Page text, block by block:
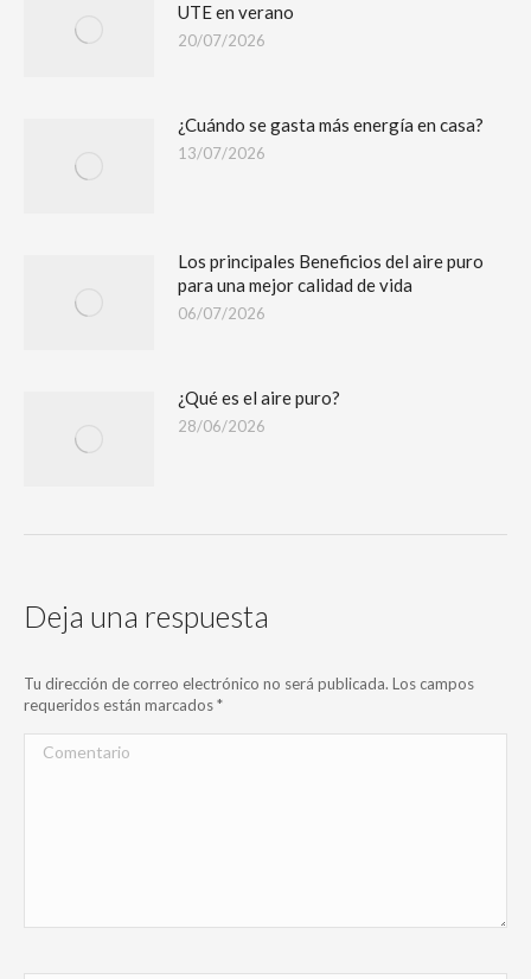
UTE en verano
20/07/2026
¿Cuándo se gasta más energía en casa?
13/07/2026
Los principales Beneficios del aire puro
para una mejor calidad de vida
06/07/2026
¿Qué es el aire puro?
28/06/2026
Deja una respuesta
Tu dirección de correo electrónico no será publicada. Los campos
requeridos están marcados*
Comentario